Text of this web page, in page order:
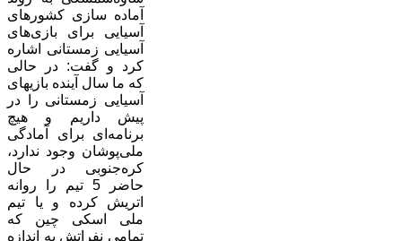
آماده سازی کشورهای
آسیایی برای بازی‌های
آسیایی زمستانی اشاره
کرد و گفت: در حالی
که ما سال آینده بازیهای
آسیایی زمستانی را در
پیش داریم و هیچ
برنامه‌ای برای آمادگی
ملی‌پوشان وجود ندارد،
کره‌جنوبی در حال
حاضر 5 تیم را روانه
اتریش کرده و یا تیم
ملی اسکی چین که
تمامی نفراتش به اندازه